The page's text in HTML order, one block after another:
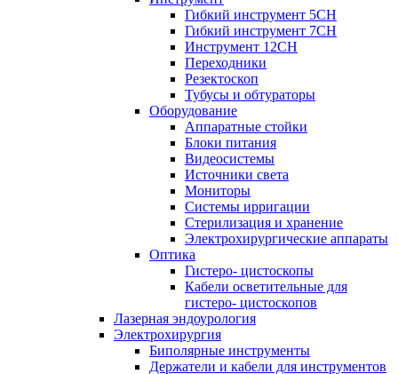
Гибкий инструмент 5CH
Гибкий инструмент 7CH
Инструмент 12CH
Переходники
Резектоскоп
Тубусы и обтураторы
Оборудование
Аппаратные стойки
Блоки питания
Видеосистемы
Источники света
Мониторы
Системы ирригации
Стерилизация и хранение
Электрохирургические аппараты
Оптика
Гистеро- цистоскопы
Кабели осветительные для
гистеро- цистоскопов
Лазерная эндоурология
Электрохирургия
Биполярные инструменты
Держатели и кабели для инструментов